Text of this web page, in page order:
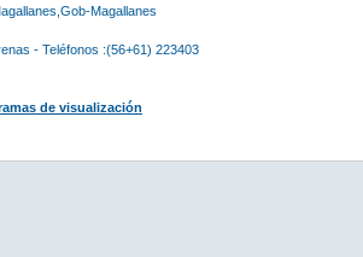
Magallanes
- Teléfonos :(56+61) 223403
de visualización